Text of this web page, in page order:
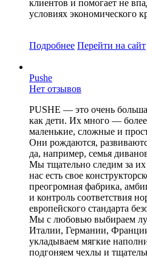
клиентов и помогает не
условиях экономического
Подробнее Перейти на сайт
Pushe
Нет отзывов
PUSHE — это очень
как дети. Их много —
маленькие, сложные и
Они рождаются,
да, например, семья
Мы тщательно следим за
нас есть свое
преогромная фабрика,
и контроль соответствия
европейского стандарта
Мы с любовью выбираем
Италии, Германии,
укладываем мягкие
подгоняем чехлы и